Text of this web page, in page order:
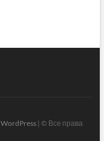
WordPress| © Все права